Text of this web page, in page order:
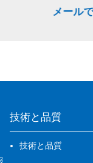
メール
技術と品質
技術と品質